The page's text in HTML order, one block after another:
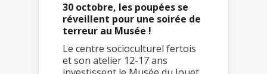
30 octobre, les poupées se
réveillent pour une soirée de
terreur au Musée !
Le centre socioculturel fertois
et son atelier 12-17 ans